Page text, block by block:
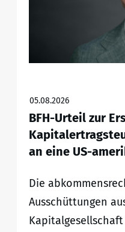
05.08.2026
BFH-Urteil zur
an eine US-
Die
Ausschüttungen